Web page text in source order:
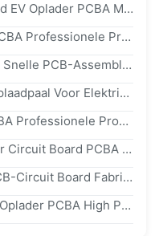
FR-4 EV Hoge Betrouwbaarheid EV Oplader PCBA Met ISO 9001 Standaarden Snelle PCB Montage
Hoge-Efficiëntie EV-Oplader PCBA Professionele Productie Met IEC 61851 GB/T-Normen
Aangepaste EV-Oplader PCBA, Snelle PCB-Assemblage Voor Universele EV-Modellen
Assemblage Van PCBA Voor Oplaadpaal Voor Elektrische Voertuigen Met Aanpasbaar Duurzaam Ontwerp En OSP-Oppervlakteafwerkingen
Kosteneffectieve EV-Lader PCBA Professionele Productie Voor Industriële & Openbare Oplading
Custom EV Car Battery Charger Circuit Board PCBA Manufacturing 2.4mm
750v Batterij SMT EV-Lader PCB-Circuit Board Fabricage Service
Op Maat Gemaakte Batterij EV-Oplader PCBA High Performance ENIG HASL Oppervlakteafwerking